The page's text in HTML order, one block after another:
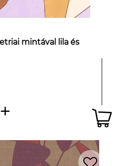
mintával lila és